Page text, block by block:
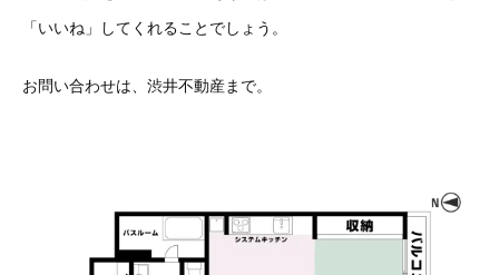
「いいね」してくれることでしょう。
お問い合わせは、渋井不動産まで。